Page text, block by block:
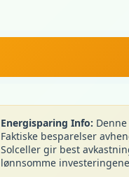
Energisparing Info:
Faktiske besparelser
Solceller gir best
lønnsomme